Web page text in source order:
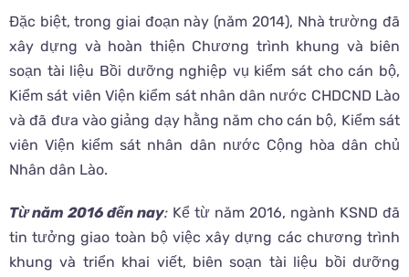
Đặc biệt, trong giai đoạn này (năm 2014), Nhà trường đã
xây dựng và hoàn thiện Chương trình khung và biên
soạn tài liệu Bồi dưỡng nghiệp vụ kiểm sát cho cán bộ,
Kiểm sát viên Viện kiểm sát nhân dân nước CHDCND Lào
và đã đưa vào giảng dạy hằng năm cho cán bộ, Kiểm sát
viên Viện kiểm sát nhân dân nước Cộng hòa dân chủ
Nhân dân Lào.
Từ năm 2016 đến nay: Kể từ năm 2016, ngành KSND đã
tin tưởng giao toàn bộ việc xây dựng các chương trình
khung và triển khai viết, biên soạn tài liệu bồi dưỡng